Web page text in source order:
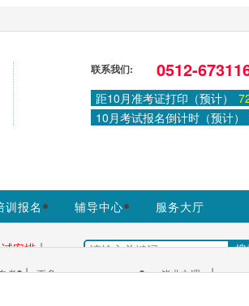
使用，非政府官方网站，官方信息以江苏
登录或注册|学习
联系我们: 0512-
距10月准考证打印（预计）
10月考试报名倒计时（预计）
训报名 辅导中心
服务大厅
安排 |
考 | 更多+ 毕业办理 |